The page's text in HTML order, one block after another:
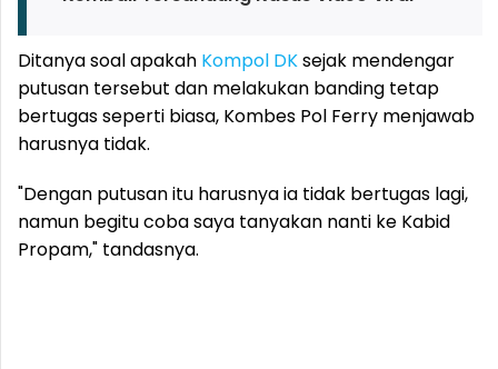
Ditanya soal apakah Kompol DKsejak mendengar
putusan tersebut dan melakukan banding tetap
bertugas seperti biasa, Kombes Pol Ferry menjawab
harusnya tidak.
"Dengan putusan itu harusnya ia tidak bertugas lagi,
namun begitu coba saya tanyakan nanti ke Kabid
Propam," tandasnya.